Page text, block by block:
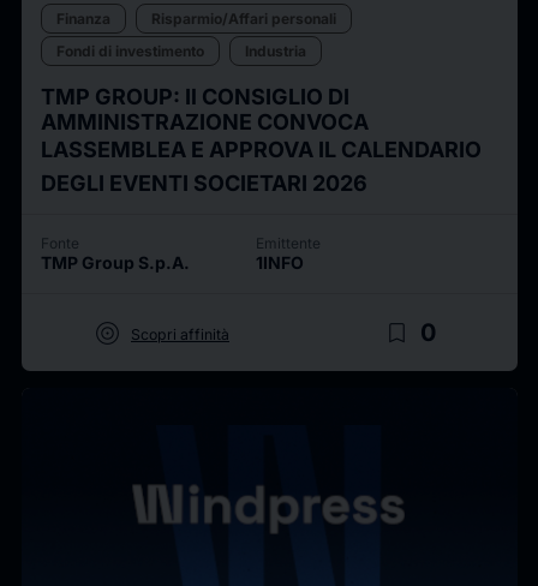
Finanza
Risparmio/Affari personali
Fondi di investimento
Industria
TMP GROUP: Il CONSIGLIO DI
AMMINISTRAZIONE CONVOCA
LASSEMBLEA E APPROVA IL CALENDARIO
DEGLI EVENTI SOCIETARI 2026
Fonte
TMP Group S.p.A.
Emittente
1INFO
target Scopri affinità bookmark_border 0